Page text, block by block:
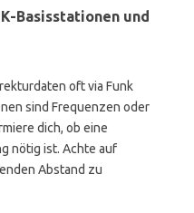
Basisstationen und
oft via Funk
sind Frequenzen oder
dich, ob eine
nötig ist. Achte auf
Abstand zu